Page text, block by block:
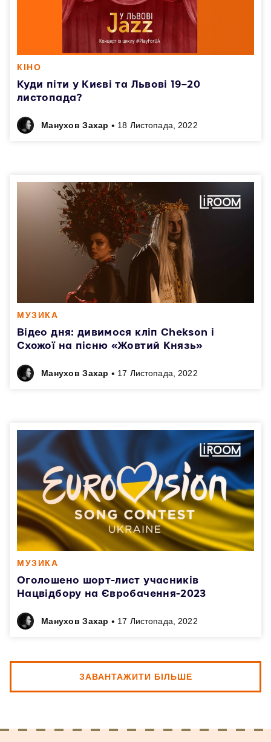
КІНО
Куди піти у Києві та Львові 19–20
листопада?
Манухов Захар • 18 Листопада, 2022
МУЗИКА
Відео дня: дивимося кліп Chekson і
Схожої на пісню «Жовтий Князь»
Манухов Захар • 17 Листопада, 2022
МУЗИКА
Оголошено шорт-лист учасників
Нацвідбору на Євробачення-2023
Манухов Захар • 17 Листопада, 2022
ЗАВАНТАЖИТИ БІЛЬШЕ